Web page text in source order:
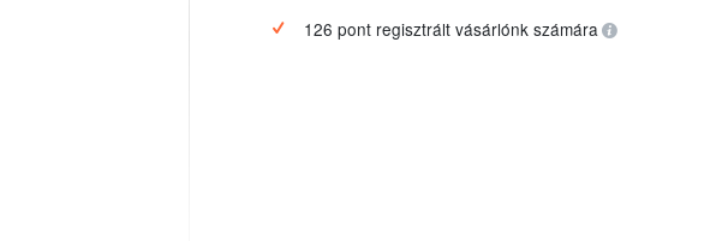
126 pont regisztrált vásárlónk számára